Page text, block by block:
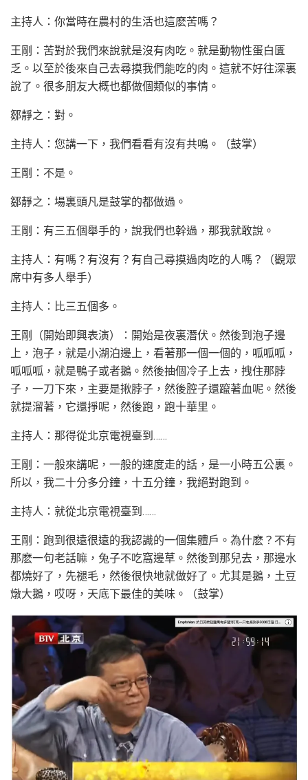
主持人：你當時在農村的生活也這麽苦嗎？
王剛：苦對於我們來說就是沒有肉吃。就是動物性蛋白匱
乏。以至於後來自己去尋摸我們能吃的肉。這就不好往深裏
說了。很多朋友大概也都做個類似的事情。
鄒靜之：對。
主持人：您講一下，我們看看有沒有共鳴。（鼓掌）
王剛：不是。
鄒靜之：場裏頭凡是鼓掌的都做過。
王剛：有三五個舉手的，說我們也幹過，那我就敢說。
主持人：有嗎？有沒有？有自己尋摸過肉吃的人嗎？（觀眾
席中有多人舉手）
主持人：比三五個多。
王剛（開始即興表演）：開始是夜裏潛伏。然後到泡子邊
上，泡子，就是小湖泊邊上，看著那一個一個的，呱呱呱，
呱呱呱，就是鴨子或者鵝。然後抽個冷子上去，拽住那脖
子，一刀下來，主要是揪脖子，然後腔子還躥著血呢。然後
就提溜著，它還掙呢，然後跑，跑十華里。
主持人：那得從北京電視臺到……
王剛：一般來講呢，一般的速度走的話，是一小時五公裏。
所以，我二十分多分鐘，十五分鐘，我絕對跑到。
主持人：就從北京電視臺到……
王剛：跑到很遠很遠的我認識的一個集體戶。為什麽？不有
那麽一句老話嘛，兔子不吃窩邊草。然後到那兒去，那邊水
都燒好了，先褪毛，然後很快地就做好了。尤其是鵝，土豆
燉大鵝，哎呀，天底下最佳的美味。（鼓掌）